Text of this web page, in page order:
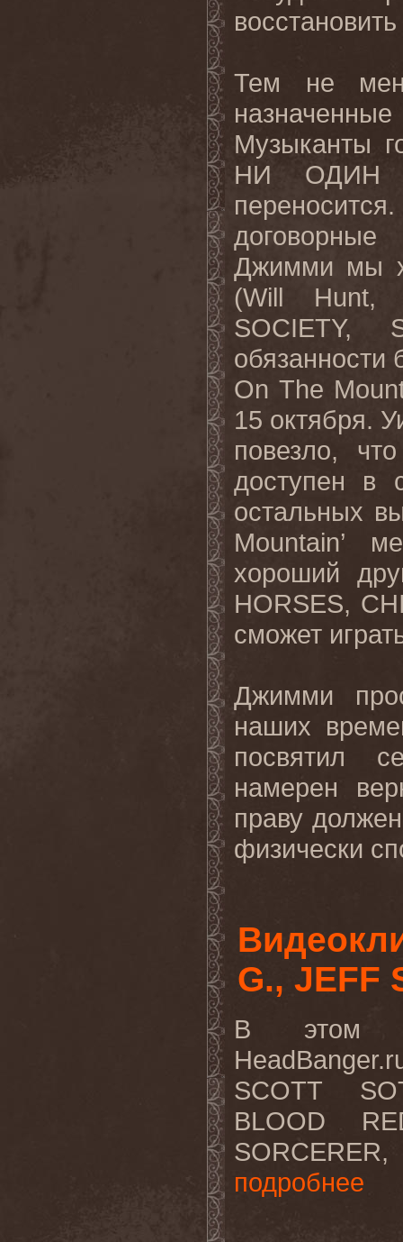
Тем не
Музыканты
НИ ОДИН
договорные
Джимми мы
(Will Hunt,
SOCIETY,
обязанности
On The
15 октября.
повезло, что
доступен
в
остальных
Mountain’
хороший
HORSES,
сможет
Джимми
наших
посвятил
намерен
праву
физически
G., JEFF
В этом
SCOTT
BLOOD
подробнее